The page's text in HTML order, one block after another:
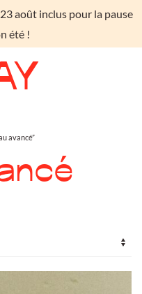
août inclus pour la pause
été !
avancé”